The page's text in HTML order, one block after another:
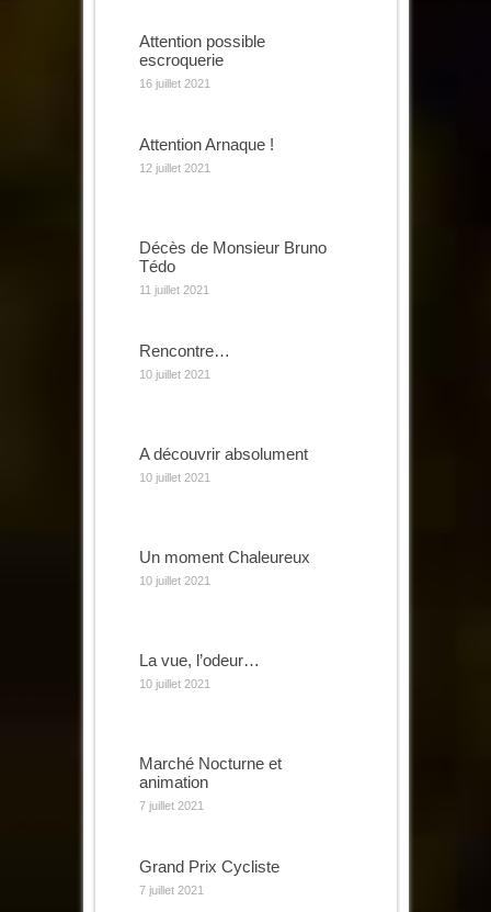
Attention possible
escroquerie
16 juillet 2021
Attention Arnaque !
12 juillet 2021
Décès de Monsieur Bruno
Tédo
11 juillet 2021
Rencontre…
10 juillet 2021
A découvrir absolument
10 juillet 2021
Un moment Chaleureux
10 juillet 2021
La vue, l’odeur…
10 juillet 2021
Marché Nocturne et
animation
7 juillet 2021
Grand Prix Cycliste
7 juillet 2021